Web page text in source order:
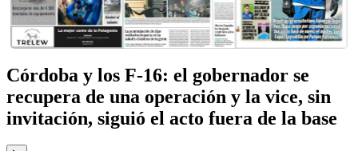
Córdoba y los F-16: el gobernador se
recupera de una operación y la vice, sin
invitación, siguió el acto fuera de la base